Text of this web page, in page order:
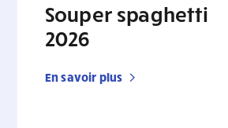
Souper spaghetti
2026
En savoir plus